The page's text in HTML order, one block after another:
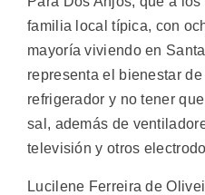
familia local típica, con
mayoría viviendo en
representa el bienestar
refrigerador y no tener
sal, además de
televisión y otros
Lucilene Ferreira de